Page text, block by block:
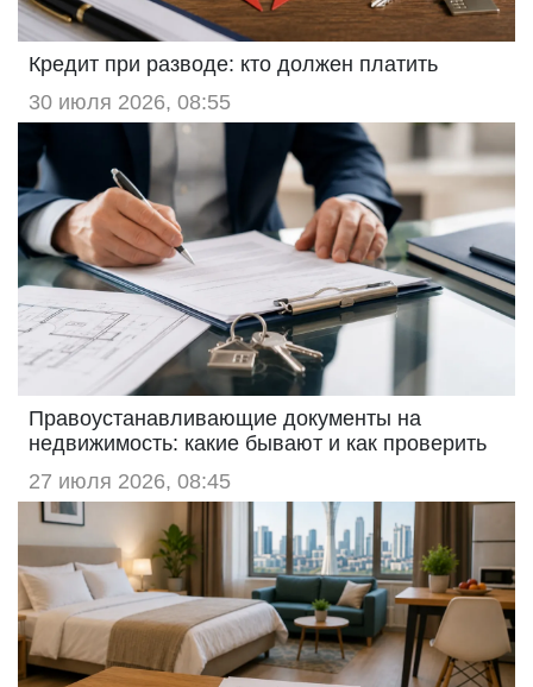
Кредит при разводе: кто должен платить
30 июля 2026, 08:55
Правоустанавливающие документы на
недвижимость: какие бывают и как проверить
27 июля 2026, 08:45